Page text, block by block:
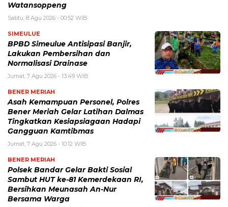
Watansoppeng
Sabtu, 8 Agu 2026 - 00:52 WIB
SIMEULUE
BPBD Simeulue Antisipasi Banjir,
Lakukan Pembersihan dan
Normalisasi Drainase
Jumat, 7 Agu 2026 - 13:49 WIB
BENER MERIAH
Asah Kemampuan Personel, Polres
Bener Meriah Gelar Latihan Dalmas
Tingkatkan Kesiapsiagaan Hadapi
Gangguan Kamtibmas
Jumat, 7 Agu 2026 - 10:12 WIB
BENER MERIAH
Polsek Bandar Gelar Bakti Sosial
Sambut HUT ke-81 Kemerdekaan RI,
Bersihkan Meunasah An-Nur
Bersama Warga